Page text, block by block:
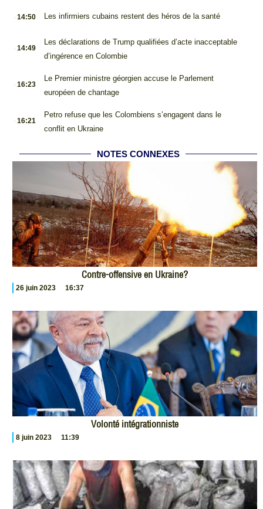
14:50 Les infirmiers cubains restent des héros de la santé
14:49
Les déclarations de Trump qualifiées d’acte inacceptable
d’ingérence en Colombie
16:23
Le Premier ministre géorgien accuse le Parlement
européen de chantage
16:21
Petro refuse que les Colombiens s’engagent dans le
conflit en Ukraine
NOTES CONNEXES
Contre-offensive en Ukraine?
26 juin 2023 16:37
Volonté intégrationniste
8 juin 2023 11:39